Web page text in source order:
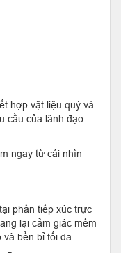
hợp vật liệu quý và
cầu của lãnh đạo
ngay từ cái nhìn
phần tiếp xúc trực
lại cảm giác mềm
bền bỉ tối đa.